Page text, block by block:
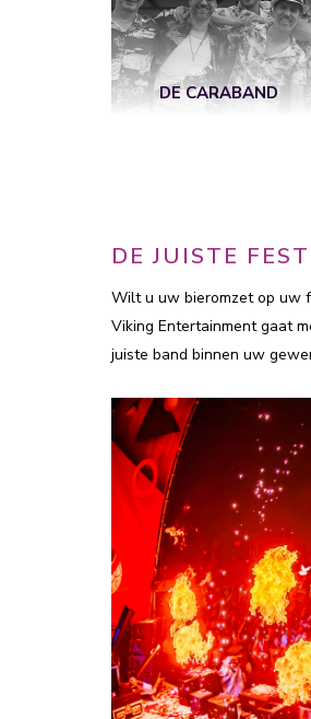
DE CARABAND
DE JUISTE
Wilt u uw bieromzet op uw
Viking Entertainment gaat
juiste band binnen uw